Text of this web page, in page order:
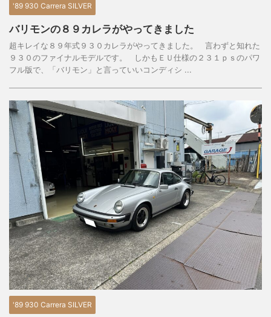
'89 930 Carrera SILVER
バリモンの８９カレラがやってきました
超キレイな８９年式９３０カレラがやってきました。 言わずと知れた
９３０のファイナルモデルです。 しかもＥＵ仕様の２３１ｐｓのパワ
フル版で、「バリモン」と言っていいコンディシ ...
'89 930 Carrera SILVER